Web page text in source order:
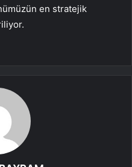
en stratejik